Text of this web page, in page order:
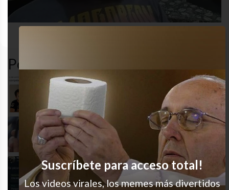
Popular en LVI
La competencia de nunca acabar
Ay los detesto
Se tenía que decir y se dijo
Suscríbete para acceso total!
Los videos virales, los memes más divertidos